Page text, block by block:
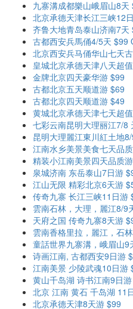
九寨溝成都樂山峨眉山8天
北京承德天津长江三峡12
齐鲁大地青岛泰山济南7天
古都西安兵馬俑4/5天 $99
北京西安兵马俑华山七天
皇城北京承德天津八天超
金牌北京四天豪华游 $99
古都北京五天顺道游 $69
古都北京四天顺道游 $49
黄城北京承德天津七天超
七彩云南昆明大理丽江7/8
昆明大理麗江東川紅土地
江南水乡美景美食七天品
精装小江南美景四天品质游
泉城济南 东岳泰山7日游
江山无限 精彩北京6天游
传奇九寨 长江三峡11日游
雲南石林，大理，麗江8/9
天府之国 传奇九寨8天游
雲南香格里拉，麗江，石
童話世界九寨溝，峨眉山9
诗画江南, 古都西安9日游
江南美景 少陵武魂10日游
黄山千岛湖 诗书江南9日
北京 江南 黄石 千岛湖 11
北京承德天津8天游 $99